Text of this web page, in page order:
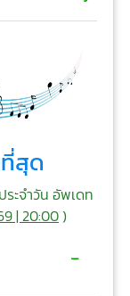
สุด
ะจำวัน อัพเดท
| 20:00)
-